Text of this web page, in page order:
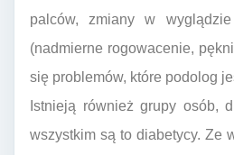
palców, zmiany w
(nadmierne rogowacenie,
się problemów, które podolog
Istnieją również grupy osób,
wszystkim są to diabetycy. Ze